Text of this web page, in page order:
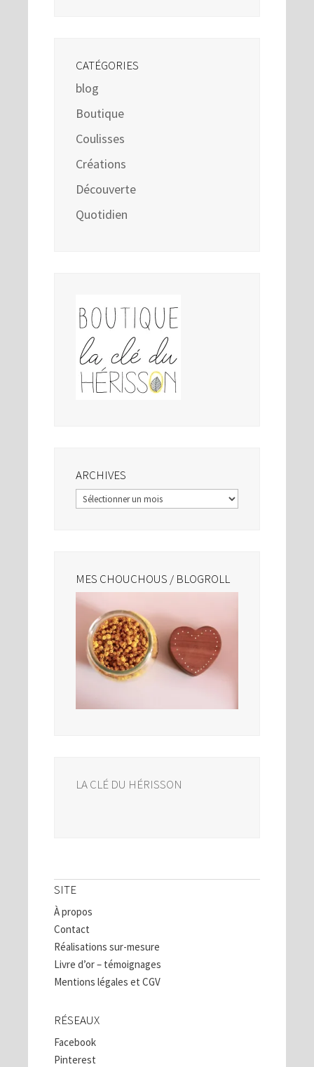
CATÉGORIES
blog
Boutique
Coulisses
Créations
Découverte
Quotidien
ARCHIVES
Archives
MES CHOUCHOUS / BLOGROLL
LA CLÉ DU HÉRISSON
SITE
À propos
Contact
Réalisations sur-mesure
Livre d’or – témoignages
Mentions légales et CGV
RÉSEAUX
Facebook
Pinterest